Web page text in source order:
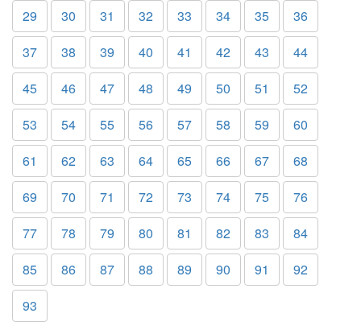
29
30 31 32 33 34 35
36
37
38 39 40 41 42 43
44
45
46 47 48 49 50 51
52
53
54 55 56 57 58 59
60
61
62 63 64 65 66 67
68
69
70 71 72 73 74 75
76
77
78 79 80 81 82 83
84
85
86 87 88 89 90 91
92
93